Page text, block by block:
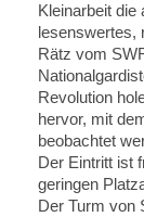
Kleinarbeit die
lesenswertes,
Rätz vom
Revolution
hervor, mit
beobachtet
Der Eintritt ist
geringen
Der Turm von